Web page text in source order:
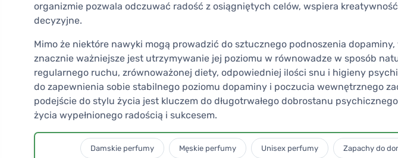
organizmie pozwala odczuwać radość z osiągniętych celów, wspiera
decyzyjne.
Mimo że niektóre nawyki mogą prowadzić do sztucznego podnoszenia dopaminy,
znacznie ważniejsze jest utrzymywanie jej poziomu w równowadze w sposób
regularnego ruchu, zrównoważonej diety, odpowiedniej ilości snu i higieny
do zapewnienia sobie stabilnego poziomu dopaminy i poczucia wewnętrznego
podejście do stylu życia jest kluczem do długotrwałego dobrostanu
życia wypełnionego radością i sukcesem.
Damskie perfumy Męskie perfumy Unisex perfumy Zapachy do